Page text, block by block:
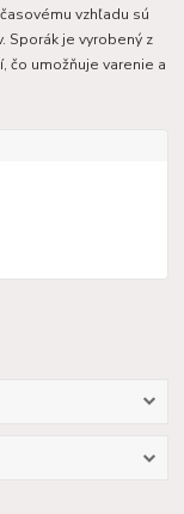
vzhľadu sú
Sporák je vyrobený z
čo umožňuje varenie a